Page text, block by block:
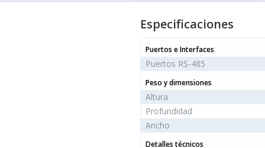
Especificaciones
Puertos e Interfaces
Puertos RS-485
Peso y dimensiones
Altura
Profundidad
Ancho
Detalles técnicos